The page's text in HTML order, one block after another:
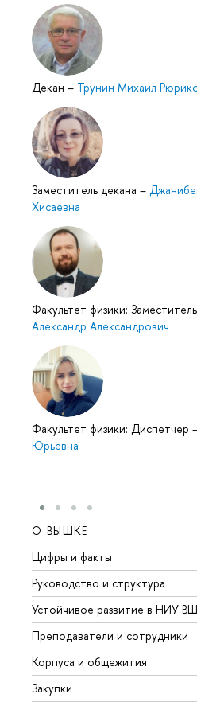
Декан – Трунин Михаил
Заместитель декана –
Хисаевна
Факультет физики:
Александр Александрович
Факультет физики: Диспетчер
Юрьевна
О ВЫШКЕ
Цифры и факты
Руководство и структура
Устойчивое развитие в НИУ
Преподаватели и сотрудники
Корпуса и общежития
Закупки